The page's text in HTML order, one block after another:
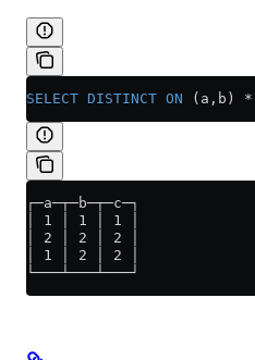
SELECT DISTINCT ON (a,b) *
┌─a─┬─b─┬─c─┐
│ 1 │ 1 │ 1 │
│ 2 │ 2 │ 2 │
│ 1 │ 2 │ 2 │
└───┴───┴───┘